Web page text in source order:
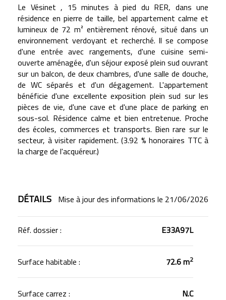
Le Vésinet , 15 minutes à pied du RER, dans une
résidence en pierre de taille, bel appartement calme et
lumineux de 72 m² entièrement rénové, situé dans un
environnement verdoyant et recherché. Il se compose
d'une entrée avec rangements, d'une cuisine semi-
ouverte aménagée, d'un séjour exposé plein sud ouvrant
sur un balcon, de deux chambres, d'une salle de douche,
de WC séparés et d'un dégagement. L'appartement
bénéficie d'une excellente exposition plein sud sur les
pièces de vie, d'une cave et d'une place de parking en
sous-sol. Résidence calme et bien entretenue. Proche
des écoles, commerces et transports. Bien rare sur le
secteur, à visiter rapidement. (3.92 % honoraires TTC à
la charge de l'acquéreur.)
DÉTAILS Mise à jour des informations le 21/06/2026
Réf. dossier : E33A97L
Surface habitable : 72.6 m2
Surface carrez : N.C